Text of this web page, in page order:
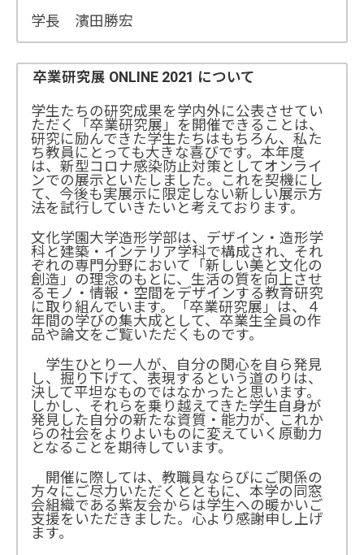
学長 濱田勝宏
卒業研究展 ONLINE 2021 について
学生たちの研究成果を学内外に公表させてい
ただく「卒業研究展」を開催できることは、
研究に励んできた学生たちはもちろん、私た
ち教員にとっても大きな喜びです。本年度
は、新型コロナ感染防止対策としてオンライ
ンでの展示といたしました。これを契機にし
て、今後も実展示に限定しない新しい展示方
法を試行していきたいと考えております。
文化学園大学造形学部は、デザイン・造形学
科と建築・インテリア学科で構成され、それ
ぞれの専門分野において「新しい美と文化の
創造」の理念のもとに、生活の質を向上させ
るモノ・情報・空間をデザインする教育研究
に取り組んでいます。「卒業研究展」は、４
年間の学びの集大成として、卒業生全員の作
品や論文をご覧いただくものです。
学生ひとり一人が、自分の関心を自ら発見
し、掘り下げて、表現するという道のりは、
決して平坦なものではなかったと思います。
しかし、それらを乗り越えてきた学生自身が
発見した自分の新たな資質・能力が、これか
らの社会をよりよいものに変えていく原動力
となることを期待しています。
開催に際しては、教職員ならびにご関係の
方々にご尽力いただくとともに、本学の同窓
会組織である紫友会からは学生への暖かいご
支援をいただきました。心より感謝申し上げ
ます。